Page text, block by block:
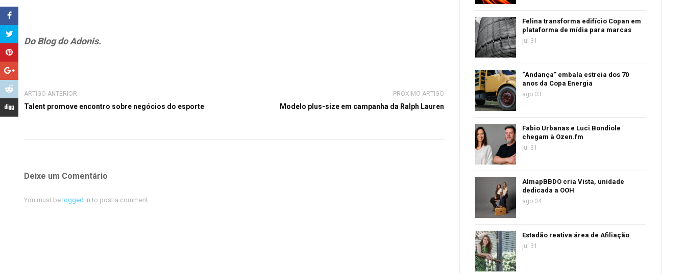
Do Blog do Adonis.
ARTIGO ANTERIOR
Talent promove encontro sobre negócios do esporte
PRÓXIMO ARTIGO
Modelo plus-size em campanha da Ralph Lauren
Deixe um Comentário
You must be logged in to post a comment.
Felina transforma edifício Copan em
plataforma de mídia para marcas
jul 31
“Andança” embala estreia dos 70
anos da Copa Energia
ago 03
Fabio Urbanas e Luci Bondiole
chegam à Ozen.fm
jul 31
AlmapBBDO cria Vista, unidade
dedicada a OOH
ago 04
Estadão reativa área de Afiliação
jul 31